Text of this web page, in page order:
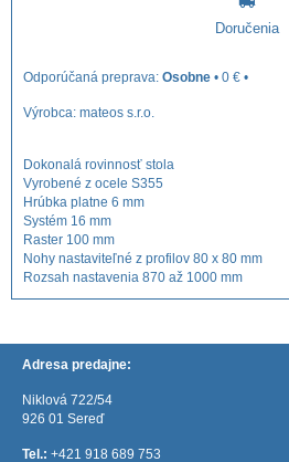
Doručenia
Osobne • 0 € •
Výrobca: mateos s.r.o.
Dokonalá rovinnosť stola
Vyrobené z ocele S355
Hrúbka platne 6 mm
Systém 16 mm
Raster 100 mm
Nohy nastaviteľné z profilov 80 x 80 mm
Rozsah nastavenia 870 až 1000 mm
Adresa predajne:
Niklová 722/54
926 01 Sereď
Tel.: +421 918 689 753